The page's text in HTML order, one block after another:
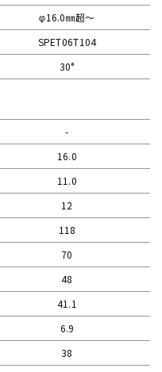
φ16.0㎜超〜
SPET06T104
30°
-
16.0
11.0
12
118
70
48
41.1
6.9
38